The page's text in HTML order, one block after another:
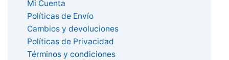
Mi Cuenta
Políticas de Envío
Cambios y devoluciones
Políticas de Privacidad
Términos y condiciones